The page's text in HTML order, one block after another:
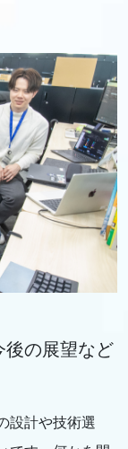
の展望など
設計や技術選